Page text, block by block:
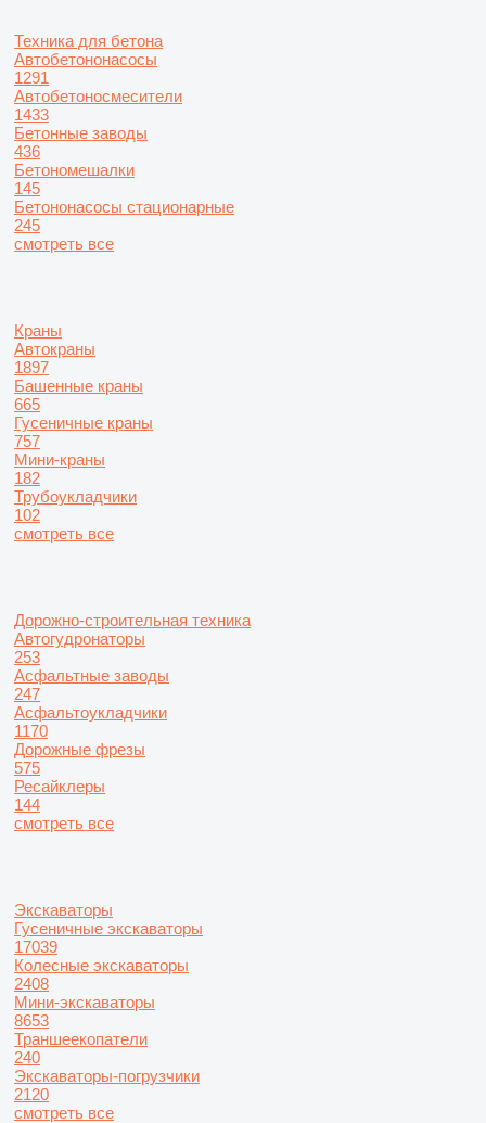
Техника для бетона
Автобетононасосы
1291
Автобетоносмесители
1433
Бетонные заводы
436
Бетономешалки
145
Бетононасосы стационарные
245
смотреть все
Краны
Автокраны
1897
Башенные краны
665
Гусеничные краны
757
Мини-краны
182
Трубоукладчики
102
смотреть все
Дорожно-строительная техника
Автогудронаторы
253
Асфальтные заводы
247
Асфальтоукладчики
1170
Дорожные фрезы
575
Ресайклеры
144
смотреть все
Экскаваторы
Гусеничные экскаваторы
17039
Колесные экскаваторы
2408
Мини-экскаваторы
8653
Траншеекопатели
240
Экскаваторы-погрузчики
2120
смотреть все